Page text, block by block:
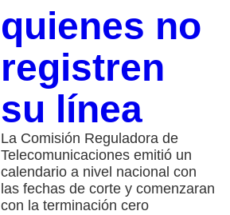
quienes no
registren
su línea
La Comisión Reguladora de
Telecomunicaciones emitió un
calendario a nivel nacional con
las fechas de corte y comenzaran
con la terminación cero